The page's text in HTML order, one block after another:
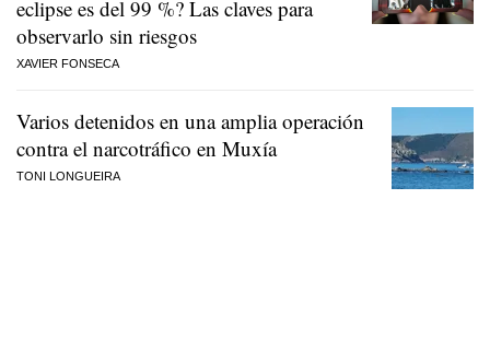
eclipse es del 99 %? Las claves para
observarlo sin riesgos
XAVIER FONSECA
Varios detenidos en una amplia operación
contra el narcotráfico en Muxía
TONI LONGUEIRA